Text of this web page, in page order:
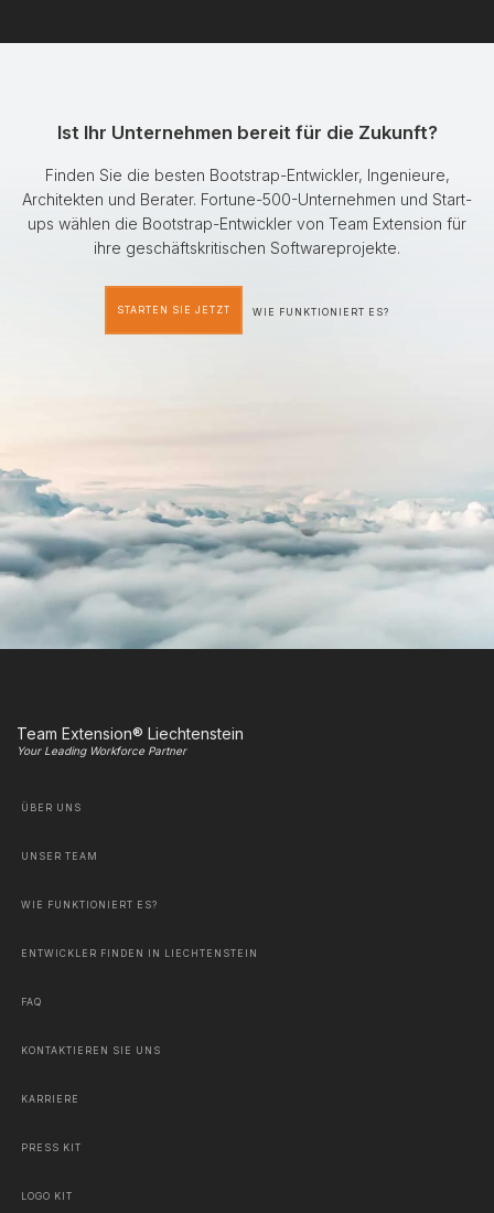
Ist Ihr Unternehmen bereit für die Zukunft?
Finden Sie die besten Bootstrap-Entwickler, Ingenieure,
Architekten und Berater. Fortune-500-Unternehmen und Start-
ups wählen die Bootstrap-Entwickler von Team Extension für
ihre geschäftskritischen Softwareprojekte.
STARTEN SIE JETZT WIE FUNKTIONIERT ES?
Team Extension® Liechtenstein
Your Leading Workforce Partner
ÜBER UNS
UNSER TEAM
WIE FUNKTIONIERT ES?
ENTWICKLER FINDEN IN LIECHTENSTEIN
FAQ
KONTAKTIEREN SIE UNS
KARRIERE
PRESS KIT
LOGO KIT